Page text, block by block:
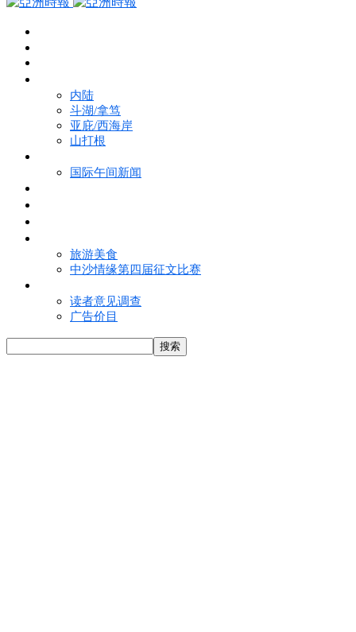
内陆
斗湖/拿笃
亚庇/西海岸
山打根
国际午间新闻
旅游美食
中沙情缘第四届征文比赛
读者意见调查
广告价目